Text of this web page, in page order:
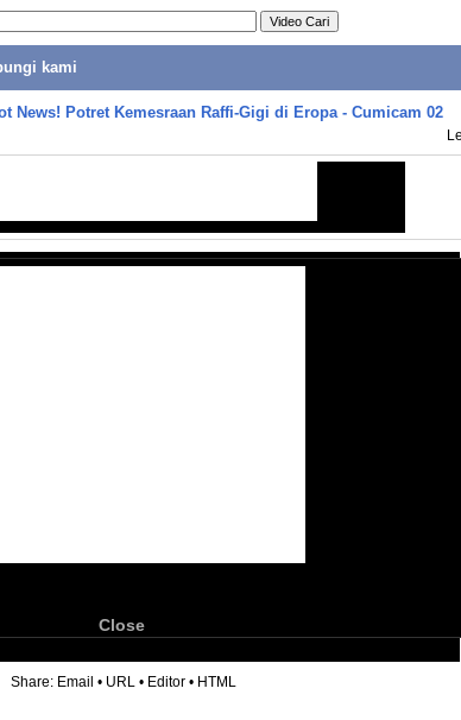
kami
News! Potret Kemesraan Raffi-Gigi di Eropa - Cumicam 02
Close
Share: Email • URL • Editor • HTML